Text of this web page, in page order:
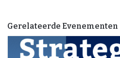
Gerelateerde Evenementen